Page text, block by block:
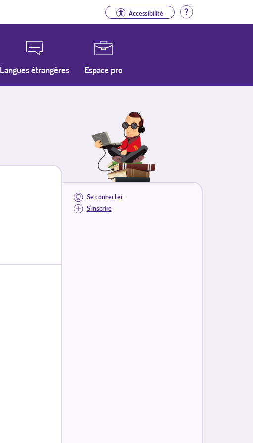
Accessibilité Aide
Langues étrangères Espace pro
Se connecter
S'inscrire